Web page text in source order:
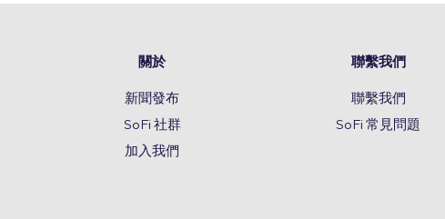
關於
新聞發布
SoFi 社群
加入我們
聯繫我們
聯繫我們
SoFi 常見問題